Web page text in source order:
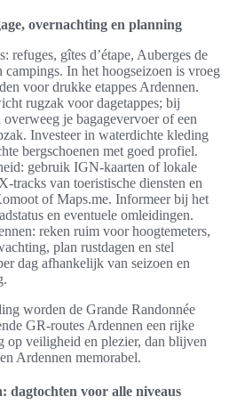
overnachting en planning
refuges, gîtes d’étape, Auberges de
campings. In het hoogseizoen is vroeg
voor drukke etappes Ardennen.
rugzak voor dagetappes; bij
overweeg je bagagevervoer of een
Investeer in waterdichte kleding
bergschoenen met goed profiel.
gebruik IGN-kaarten of lokale
tracks van toeristische diensten en
of Maps.me. Informeer bij het
en eventuele omleidingen.
reken ruim voor hoogtemeters,
plan rustdagen en stel
dag afhankelijk van seizoen en
worden de Grande Randonnée
GR-routes Ardennen een rijke
op veiligheid en plezier, dan blijven
Ardennen memorabel.
dagtochten voor alle niveaus